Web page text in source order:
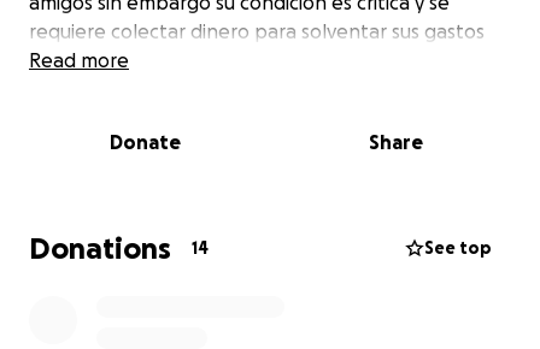
requiere colectar dinero para solventar sus gastos
medicos.
directamente a la cuenta de sus padres Julio Ramírez
Gracias de corazon por sus aportaciones, oraciones y
Read more
Donate Share
Donations 14 See top